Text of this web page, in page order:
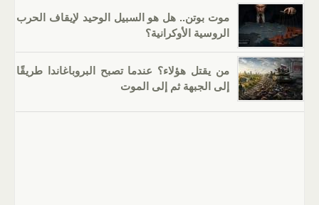
موت بوتن.. هل هو السبيل الوحيد لإيقاف الحرب
الروسية الأوكرانية؟
من يقتل هؤلاء؟ عندما تصبح البروباغاندا طريقًا
إلى الجبهة ثم إلى الموت